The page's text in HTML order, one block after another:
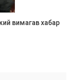
вимагав хабар